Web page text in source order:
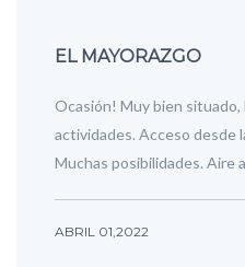
EL MAYORAZGO
Ocasión! Muy bien situado,
actividades. Acceso desde
Muchas posibilidades. Aire
ABRIL 01,2022